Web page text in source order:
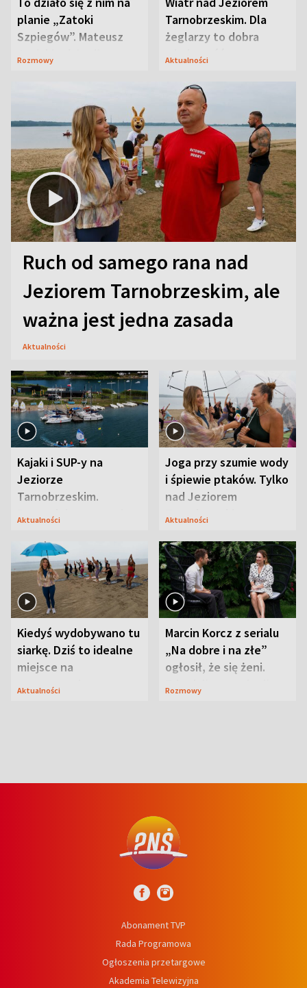
planie „Zatoki
Szpiegów”. Mateusz
Janicki odsłonił
Rozmowy
Tarnobrzeskim. Dla
żeglarzy to dobra
wiadomość
Aktualności
Ruch od samego rana nad
Jeziorem Tarnobrzeskim, ale
ważna jest jedna zasada
Aktualności
Kajaki i SUP-y na
Jeziorze
Tarnobrzeskim.
Przyrodnicy zwracają
Aktualności
Joga przy szumie wody
i śpiewie ptaków. Tylko
nad Jeziorem
Tarnobrzeskim
Aktualności
Kiedyś wydobywano tu
siarkę. Dziś to idealne
miejsce na
wypoczynek
Aktualności
Marcin Korcz z serialu
„Na dobre i na złe”
ogłosił, że się żeni.
Zdradził, co zmienił
Rozmowy
Abonament TVP
Rada Programowa
Ogłoszenia przetargowe
Akademia Telewizyjna